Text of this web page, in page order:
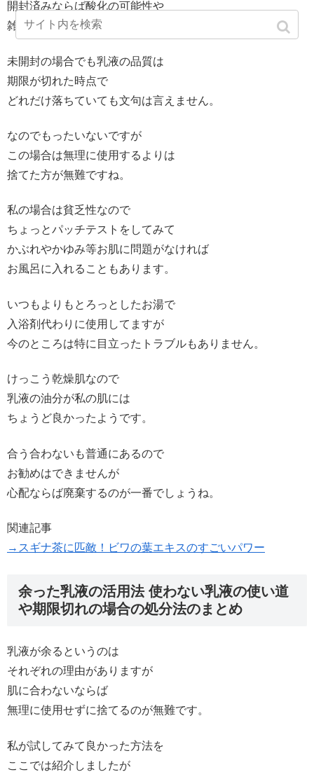
開封済みならば酸化の可能性や
雑菌の繁殖もあるでしょう。
未開封の場合でも乳液の品質は
期限が切れた時点で
どれだけ落ちていても文句は言えません。
なのでもったいないですが
この場合は無理に使用するよりは
捨てた方が無難ですね。
私の場合は貧乏性なので
ちょっとパッチテストをしてみて
かぶれやかゆみ等お肌に問題がなければ
お風呂に入れることもあります。
いつもよりもとろっとしたお湯で
入浴剤代わりに使用してますが
今のところは特に目立ったトラブルもありません。
けっこう乾燥肌なので
乳液の油分が私の肌には
ちょうど良かったようです。
合う合わないも普通にあるので
お勧めはできませんが
心配ならば廃棄するのが一番でしょうね。
関連記事
→スギナ茶に匹敵！ビワの葉エキスのすごいパワー
余った乳液の活用法 使わない乳液の使い道
や期限切れの場合の処分法のまとめ
乳液が余るというのは
それぞれの理由がありますが
肌に合わないならば
無理に使用せずに捨てるのが無難です。
私が試してみて良かった方法を
ここでは紹介しましたが